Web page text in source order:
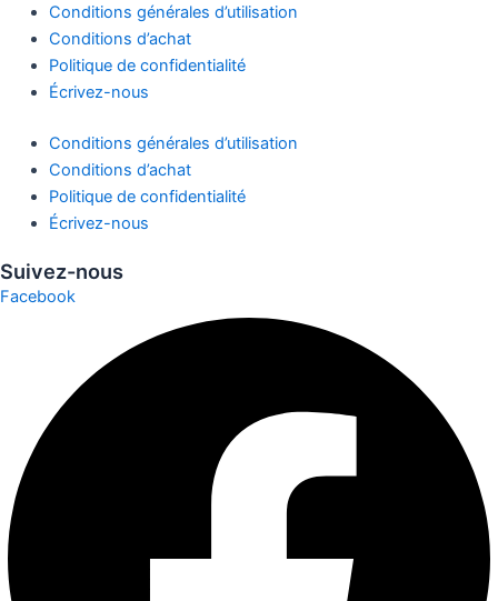
Conditions générales d’utilisation
Conditions d’achat
Politique de confidentialité
Écrivez-nous
Conditions générales d’utilisation
Conditions d’achat
Politique de confidentialité
Écrivez-nous
Suivez-nous
Facebook